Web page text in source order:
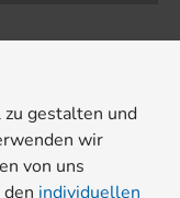
gestalten und
wir
von uns
individuellen